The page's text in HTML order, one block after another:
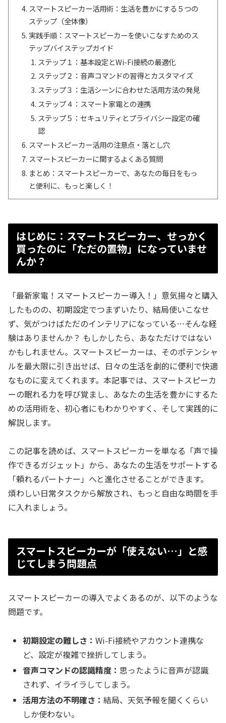
スマートスピーカー活用術：生活を豊かにする５つの
ステップ（全体像）
実践手順：スマートスピーカーを使いこなすためのス
テップバイステップガイド
ステップ１：基本設定とWi-Fi接続の最適化
ステップ２：音声コマンドの習得とカスタマイズ
ステップ３：生活シーンに合わせた活用方法の発見
ステップ４：スマート家電との連携
ステップ５：セキュリティとプライバシー設定の確
認
スマートスピーカー活用の注意点・落とし穴
スマートスピーカーに関するよくある質問
まとめ：スマートスピーカーで、あなたの毎日をもっ
と便利に、もっと楽しく！
はじめに：スマートスピーカー、せっかく
買ったのに「ただの置物」になっていませ
んか？
「最新家電！スマートスピーカー導入！」意気揚々と購入
したものの、初期設定でつまずいたり、結局使いこなせ
ず、気がつけばただのインテリアになっている…そんな経
験はありませんか？ もしかしたら、あなただけではない
かもしれません。スマートスピーカーは、そのポテンシャ
ルを最大限に引き出せば、日々の生活を劇的に便利で快適
なものに変えてくれます。本記事では、スマートスピーカ
ーの眠れる力を呼び覚まし、あなたの生活を豊かにするた
めの活用術を、初心者にもわかりやすく、そして実践的に
解説します。
この記事を読めば、スマートスピーカーを単なる「声で操
作できるガジェット」から、あなたの生活をサポートする
「頼れるパートナー」へと進化させることができます。
煩わしい日常タスクから解放され、もっと自由な時間を手
に入れましょう。
スマートスピーカーが「使えない…」と感
じてしまう問題点
スマートスピーカーの導入でよくあるのが、以下のような
問題です。
初期設定の難しさ：Wi-Fi接続やアカウント連携な
ど、設定が複雑で挫折してしまう。
音声コマンドの認識精度：思ったように音声が認識
されず、イライラしてしまう。
活用方法の不明確さ：結局、天気予報を聞くくらい
しか使わない。